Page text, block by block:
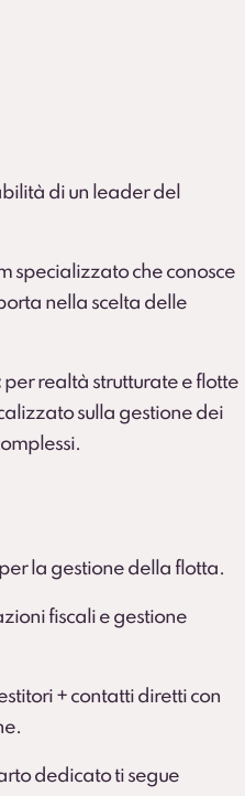
di un leader del
specializzato che conosce
nella scelta delle
per realtà strutturate e flotte
sulla gestione dei
la gestione della flotta.
fiscali e gestione
+ contatti diretti con
dedicato ti segue